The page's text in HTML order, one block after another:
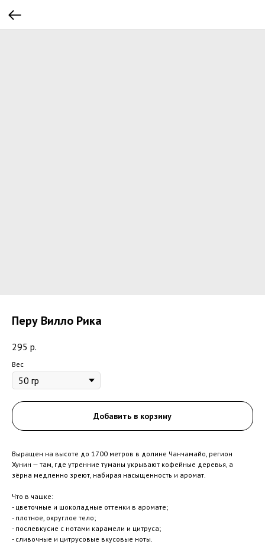
Перу Вилло Рика
295 р.
Вес
Добавить в корзину
Выращен на высоте до 1700 метров в долине Чанчамайо, регион
Хунин — там, где утренние туманы укрывают кофейные деревья, а
зёрна медленно зреют, набирая насыщенность и аромат.
Что в чашке:
- цветочные и шоколадные оттенки в аромате;
- плотное, округлое тело;
- послевкусие с нотами карамели и цитруса;
- сливочные и цитрусовые вкусовые ноты.